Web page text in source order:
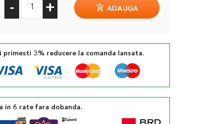
- + ADAUGA
primesti 3% reducere la comanda lansata.
in 6 rate fara dobanda.